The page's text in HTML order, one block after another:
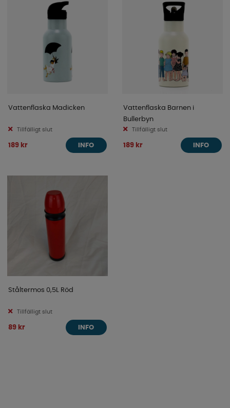
Vattenflaska Madicken
Tillfälligt slut
189 kr INFO
Vattenflaska Barnen i
Bullerbyn
Tillfälligt slut
189 kr INFO
Ståltermos 0,5L Röd
Tillfälligt slut
89 kr INFO